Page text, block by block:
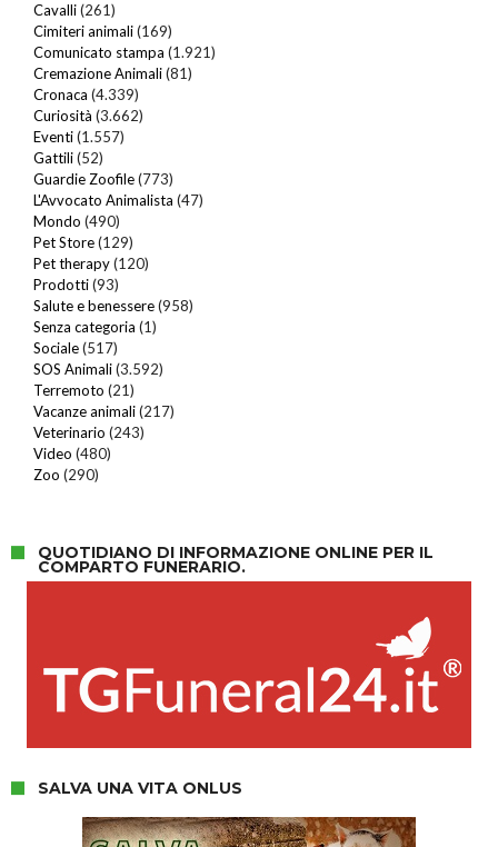
Cavalli(261)
Cimiteri animali(169)
Comunicato stampa (1.921)
Cremazione Animali(81)
Cronaca (4.339)
Curiosità (3.662)
Eventi(1.557)
Gattili(52)
Guardie Zoofile(773)
L'Avvocato Animalista (47)
Mondo (490)
Pet Store(129)
Pet therapy(120)
Prodotti(93)
Salute e benessere(958)
Senza categoria (1)
Sociale(517)
SOS Animali(3.592)
Terremoto (21)
Vacanze animali(217)
Veterinario (243)
Video (480)
Zoo (290)
QUOTIDIANO DI INFORMAZIONE ONLINE PER IL
COMPARTO FUNERARIO.
SALVA UNA VITA ONLUS